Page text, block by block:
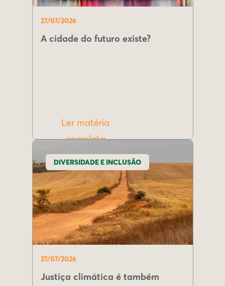
27/07/2026
A cidade do futuro existe?
Ler matéria
completa
DIVERSIDADE E INCLUSÃO
27/07/2026
Justiça climática é também